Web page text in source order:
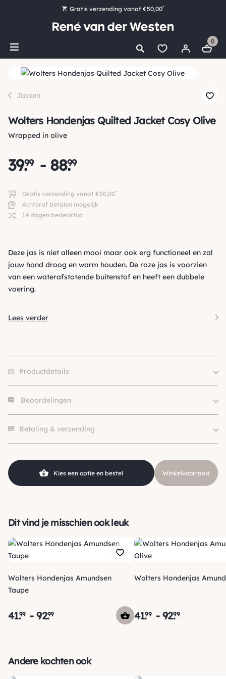
Gratis verzending vanaf €50,00*
Bestel nu, betaal later met Klarna
Ruim 16.000 artikelen op voorraad
0
Jassen
Wolters Hondenjas Quilted Jacket Cosy Olive
Wrapped in olive
39.
99 - 88.
99
Gratis verzending vanaf €50,00*
Achteraf betalen mogelijk
14 dagen bedenktijd
Deze jas is niet alleen mooi maar ook erg functioneel en zal
jouw hond droog en warm houden. De roze jas is voorzien
van een waterafstotende buitenstof en heeft een dubbele
voering.
Lees verder
Productdetails
32cm, 34cm, 36cm, 38cm,
Merk
Wolters
Beoordelingen
Betaling & verzending
ontvangt een track & trace code van ons zodat je je pakketje
Kies een optie en bestel Winkelvoorraad
Dit vind je misschien ook leuk
Wolters Hondenjas Amundsen
Taupe
41.99 -92.99
Wolters Hondenjas
41.99 - 92.99
Andere kochten ook